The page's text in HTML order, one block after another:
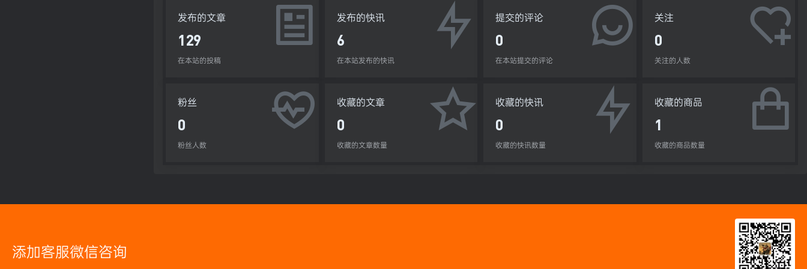
发布的文章
129
在本站的投稿
发布的快讯
6
在本站发布的快讯
提交的评论
0
在本站提交的评论
关注
0
关注的人数
粉丝
0
粉丝人数
收藏的文章
0
收藏的文章数量
收藏的快讯
0
收藏的快讯数量
收藏的商品
1
收藏的商品数量
添加客服微信咨询